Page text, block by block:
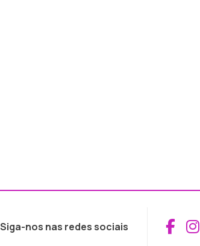
Siga-nos nas redes sociais